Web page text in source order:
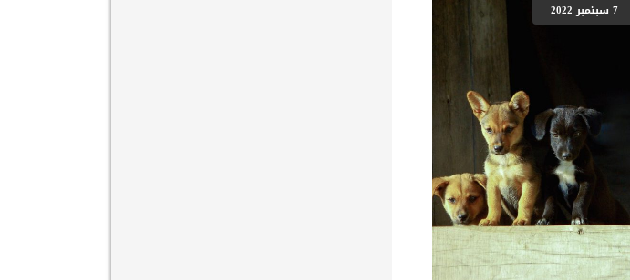
7 سبتمبر 2022